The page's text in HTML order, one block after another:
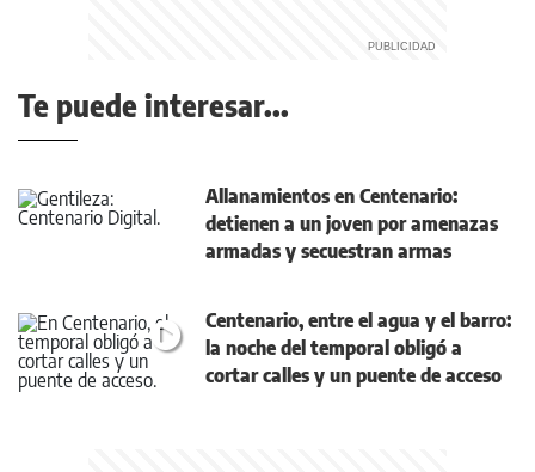
Te puede interesar...
Allanamientos en Centenario:
detienen a un joven por amenazas
armadas y secuestran armas
Centenario, entre el agua y el barro:
la noche del temporal obligó a
cortar calles y un puente de acceso